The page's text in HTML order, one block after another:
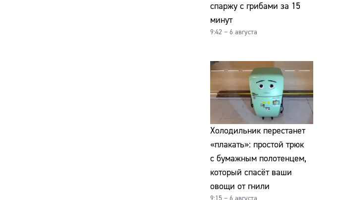
спаржу с грибами за 15
минут
9:42 – 6 августа
Холодильник перестанет
«плакать»: простой трюк
с бумажным полотенцем,
который спасёт ваши
овощи от гнили